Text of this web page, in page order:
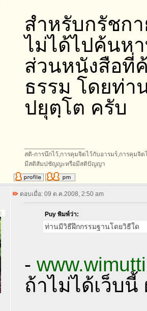
สำหรับกรัชก
ไม่ได้ไปค้นห
ส่วนหนังสือที่
ธรรม โดยท่า
ปยุตฺโต ครับ
สติ-การนึกไว้,การคุมจิตไว้กับอารมร์,การคุมจิ
มีสติสัมปชัญญะหรือมีสติปัญญา
ตอบเมื่อ: 09 ต.ค.2008, 2:50 am
Puy พิมพ์ว่า:
ท่านมีวิธีฝึกกรรมฐานโดยวิธีใด
-
ถ้าไม่ได้เว็บนี้